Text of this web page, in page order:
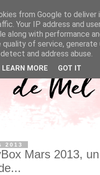
2013
Mars 2013,
from Google to deliver
Your IP address and
along with performance
of service, generate
and address abuse.
LEARN MORE GOT IT